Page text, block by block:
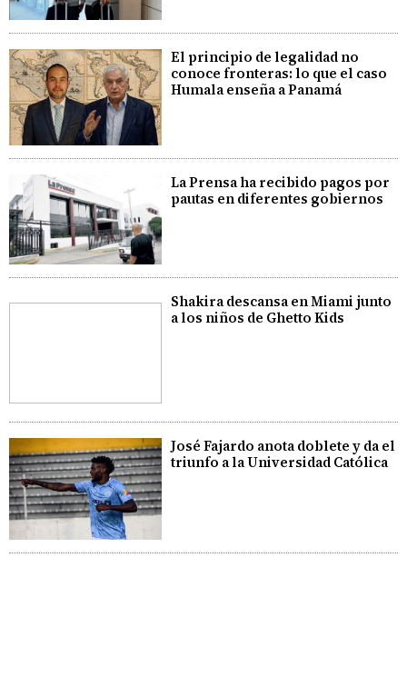
El principio de legalidad no
conoce fronteras: lo que el caso
Humala enseña a Panamá
La Prensa ha recibido pagos por
pautas en diferentes gobiernos
Shakira descansa en Miami junto
a los niños de Ghetto Kids
José Fajardo anota doblete y da el
triunfo a la Universidad Católica